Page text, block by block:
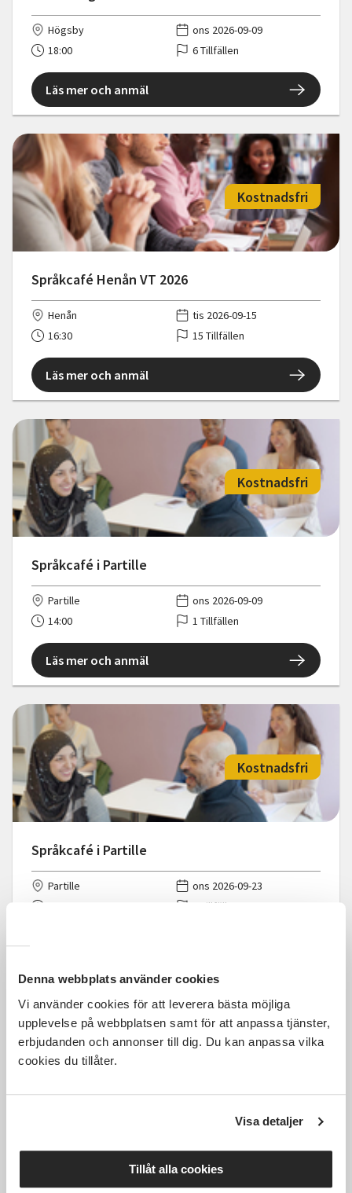
Denna webbplats använder cookies
Vi använder cookies för att leverera bästa möjliga
upplevelse på webbplatsen samt för att anpassa tjänster,
erbjudanden och annonser till dig. Du kan anpassa vilka
cookies du tillåter.
Visa detaljer
Tillåt alla cookies
Högsby
ons 2026-09-09
18:00
6 Tillfällen
Läs mer och anmäl
Språkcafé Henån VT 2026
Kostnadsfri
Henån
tis 2026-09-15
16:30
15 Tillfällen
Läs mer och anmäl
Språkcafé i Partille
Kostnadsfri
Partille
ons 2026-09-09
14:00
1 Tillfällen
Läs mer och anmäl
Språkcafé i Partille
Kostnadsfri
Partille
ons 2026-09-23
1 Tillfällen
Kostnadsfri
ons 2026-10-07